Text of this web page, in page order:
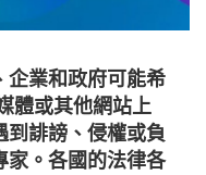
企業和政府可能希
體或其他網站上
誹謗、侵權或負
家。各國的法律各